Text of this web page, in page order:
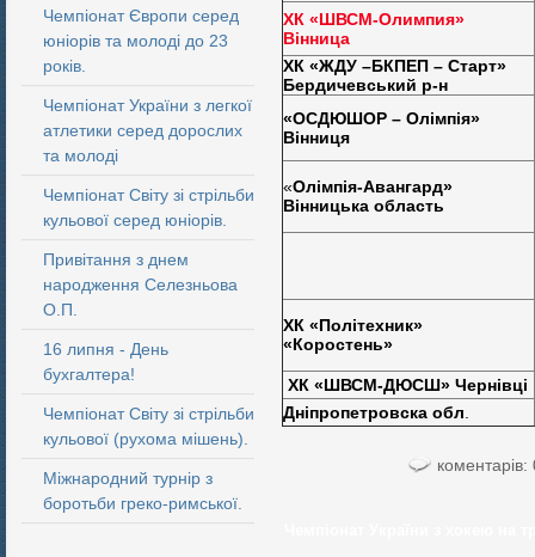
Чемпіонат Європи серед
юніорів та молоді до 23
років.
Чемпіонат України з легкої
атлетики серед дорослих
та молоді
Чемпіонат Світу зі стрільби
кульової серед юніорів.
Привітання з днем
народження Селезньова
О.П.
16 липня - День
бухгалтера!
Чемпіонат Світу зі стрільби
кульової (рухома мішень).
Міжнародний турнір з
боротьби греко-римської.
ХК «ШВСМ-Олимпия»
Вінница
ХК «ЖДУ –БКПЕП – Старт»
Бердичевський р-н
«ОСДЮШОР – Олімпія»
Вінниця
«Олімпія-Авангард»
Вінницька область
ХК «Політехник»
«Коростень»
ХК «ШВСМ-ДЮСШ» Чернівці
Дніпропетровска обл
коментарів: